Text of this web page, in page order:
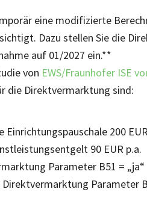
eine modifizierte
Dazu stellen Sie die
auf 01/2027 ein.**
von EWS/Fraunhofer ISE
die Direktvermarktung sind:
Einrichtungspauschale 200 EUR
90 EUR p.a.
Parameter B51 = „ja“
Direktvermarktung Parameter